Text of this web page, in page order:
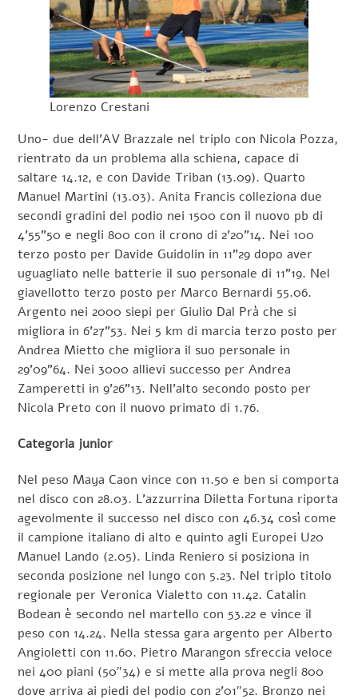
Lorenzo Crestani
Uno- due dell’AV Brazzale nel triplo con Nicola Pozza,
rientrato da un problema alla schiena, capace di
saltare 14.12, e con Davide Triban (13.09). Quarto
Manuel Martini (13.03). Anita Francis colleziona due
secondi gradini del podio nei 1500 con il nuovo pb di
4’55”50 e negli 800 con il crono di 2’20”14. Nei 100
terzo posto per Davide Guidolin in 11”29 dopo aver
uguagliato nelle batterie il suo personale di 11”19. Nel
giavellotto terzo posto per Marco Bernardi 55.06.
Argento nei 2000 siepi per Giulio Dal Prà che si
migliora in 6’27”53. Nei 5 km di marcia terzo posto per
Andrea Mietto che migliora il suo personale in
29’09”64. Nei 3000 allievi successo per Andrea
Zamperetti in 9’26”13. Nell’alto secondo posto per
Nicola Preto con il nuovo primato di 1.76.
Categoria junior
Nel peso Maya Caon vince con 11.50 e ben si comporta
nel disco con 28.03. L’azzurrina Diletta Fortuna riporta
agevolmente il successo nel disco con 46.34 così come
il campione italiano di alto e quinto agli Europei U20
Manuel Lando (2.05). Linda Reniero si posiziona in
seconda posizione nel lungo con 5.23. Nel triplo titolo
regionale per Veronica Vialetto con 11.42. Catalin
Bodean è secondo nel martello con 53.22 e vince il
peso con 14.24. Nella stessa gara argento per Alberto
Angioletti con 11.60. Pietro Marangon sfreccia veloce
nei 400 piani (50″34) e si mette alla prova negli 800
dove arriva ai piedi del podio con 2’01″52. Bronzo nei